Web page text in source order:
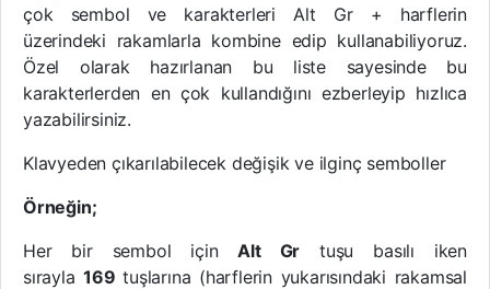
çok sembol ve karakterleri Alt Gr + harflerin
üzerindeki rakamlarla kombine edip kullanabiliyoruz.
Özel olarak hazırlanan bu liste sayesinde bu
karakterlerden en çok kullandığını ezberleyip hızlıca
yazabilirsiniz.
Klavyeden çıkarılabilecek değişik ve ilginç semboller
Örneğin;
Her bir sembol içinAlt Gr tuşu basılı iken
sırayla169tuşlarına (harflerin yukarısındaki rakamsal